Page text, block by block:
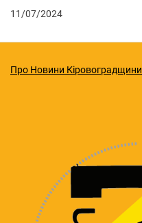
11/07/2024
Про Новини Кіровоградщини